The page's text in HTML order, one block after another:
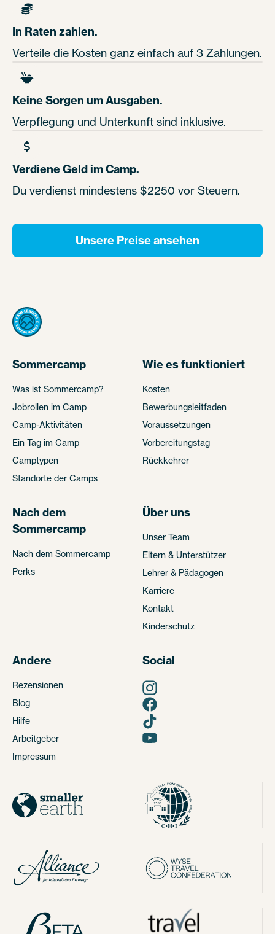
In Raten zahlen.
Verteile die Kosten ganz einfach auf 3 Zahlungen.
Keine Sorgen um Ausgaben.
Verpflegung und Unterkunft sind inklusive.
Verdiene Geld im Camp.
Du verdienst mindestens $2250 vor Steuern.
Unsere Preise ansehen
Sommercamp
Was ist Sommercamp?
Jobrollen im Camp
Camp-Aktivitäten
Ein Tag im Camp
Camptypen
Standorte der Camps
Wie es funktioniert
Kosten
Bewerbungsleitfaden
Voraussetzungen
Vorbereitungstag
Rückkehrer
Nach dem
Sommercamp
Nach dem Sommercamp
Perks
Über uns
Unser Team
Eltern & Unterstützer
Lehrer & Pädagogen
Karriere
Kontakt
Kinderschutz
Andere
Rezensionen
Blog
Hilfe
Arbeitgeber
Impressum
Social